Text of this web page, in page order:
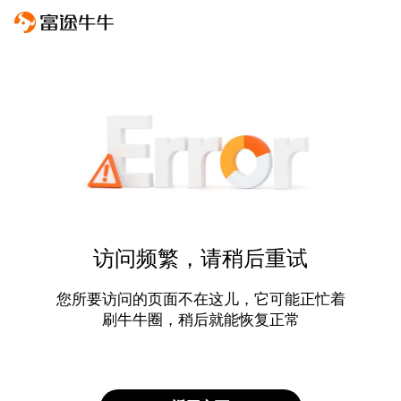
访问频繁，请稍后重试
您所要访问的页面不在这儿，它可能正忙着
刷牛牛圈，稍后就能恢复正常